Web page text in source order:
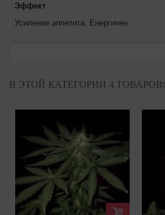
Эффект
Усиление аппетита, Енергичен
В ЭТОЙ КАТЕГОРИИ 4 ТОВАРОВ: